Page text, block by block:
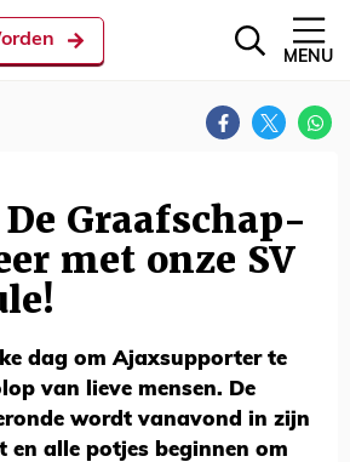
MENU
Graafschap-
met onze SV
dag om Ajaxsupporter te
van lieve mensen. De
wordt vanavond in zijn
en alle potjes beginnen om